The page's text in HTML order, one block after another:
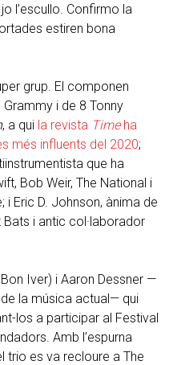
l’escullo. Confirmo la
estiren bona
grup. El componen
Grammy i de 8 Tonny
, a qui la revista Timeha
més influents del 2020;
que ha
Bob Weir, The National i
i Eric D. Johnson, ànima de
i antic col·laborador
Iver) i Aaron Dessner —
la música actual— qui
los a participar al Festival
Amb l’espurna
trio es va recloure a The